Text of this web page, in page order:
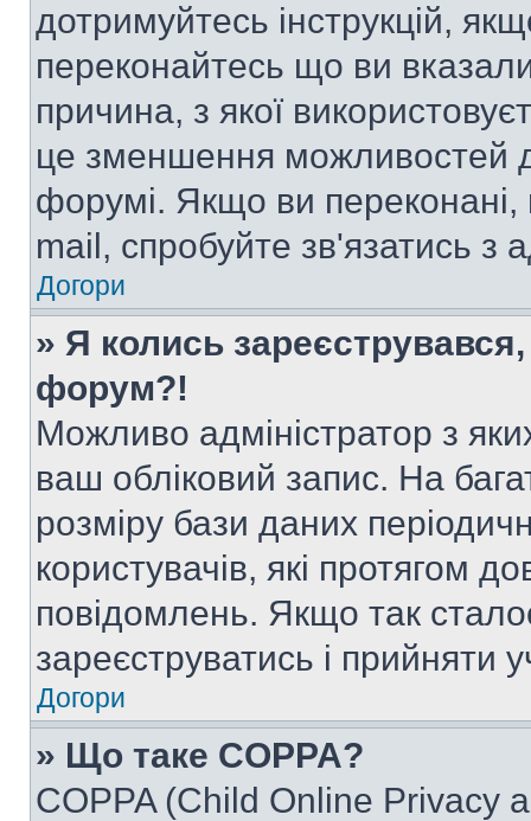
дотримуйтесь інструкцій,
переконайтесь що ви
причина, з якої
це зменшення можливостей
форумі. Якщо ви
mail, спробуйте зв'язатись з
Догори
» Я колись
форум?!
Можливо адміністратор з
ваш обліковий запис. На
розміру бази даних
користувачів, які протягом
повідомлень. Якщо так
зареєструватись і прийняти
Догори
» Що таке COPPA?
COPPA (Child Online Privacy